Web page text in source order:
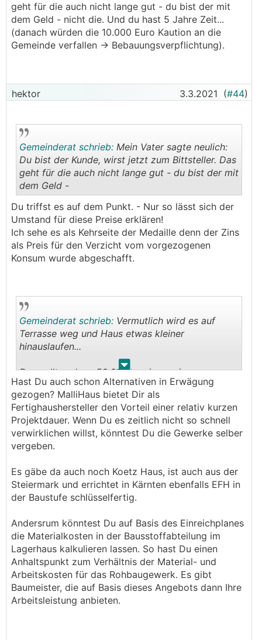
geht für die auch nicht lange gut - du bist der mit
dem Geld - nicht die. Und du hast 5 Jahre Zeit...
(danach würden die 10.000 Euro Kaution an die
Gemeinde verfallen -> Bebauungsverpflichtung).
hektor 3.3.2021 (#44)
..
Gemeinderat schrieb: Mein Vater sagte neulich:
Du bist der Kunde, wirst jetzt zum Bittsteller. Das
geht für die auch nicht lange gut - du bist der mit
dem Geld -
Du triffst es auf dem Punkt. - Nur so lässt sich der
Umstand für diese Preise erklären!
Ich sehe es als Kehrseite der Medaille denn der Zins
als Preis für den Verzicht vom vorgezogenen
Konsum wurde abgeschafft.
. .
Gemeinderat schrieb: Vermutlich wird es auf
Terrasse weg und Haus etwas kleiner
hinauslaufen...
Das sollten dann 50.000 weniger sein.
370.000 zzgl Nebenkosten.
400.000 fertig... (ca).
Wir haben jetzt auf Teufel komm raus auch
andere angeschrieben.
Hast Du auch schon Alternativen in Erwägung
gezogen? MalliHaus bietet Dir als
Fertighaushersteller den Vorteil einer relativ kurzen
Projektdauer. Wenn Du es zeitlich nicht so schnell
verwirklichen willst, könntest Du die Gewerke selber
vergeben.
Es gäbe da auch noch Koetz Haus, ist auch aus der
Steiermark und errichtet in Kärnten ebenfalls EFH in
der Baustufe schlüsselfertig.
Andersrum könntest Du auf Basis des Einreichplanes
die Materialkosten in der Bausstoffabteilung im
Lagerhaus kalkulieren lassen. So hast Du einen
Anhaltspunkt zum Verhältnis der Material- und
Arbeitskosten für das Rohbaugewerk. Es gibt
Baumeister, die auf Basis dieses Angebots dann Ihre
Arbeitsleistung anbieten.